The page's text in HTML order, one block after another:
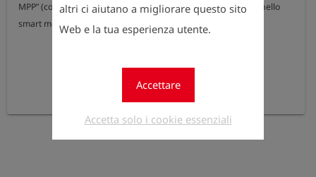
altri ci aiutano a migliorare questo sito
Web e la tua esperienza utente.
Accettare
Accetta solo i cookie essenziali
MPP” (controllo remoto e determinazione del volume d'aria) nello
smart memo.